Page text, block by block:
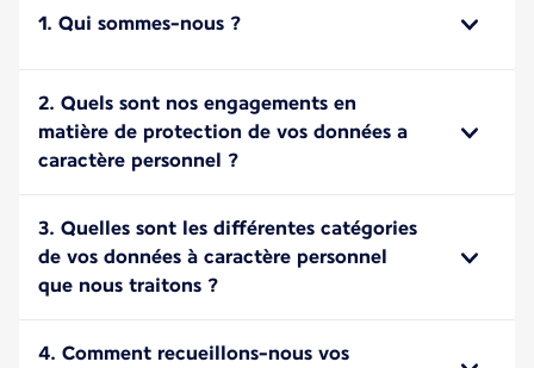
1. Qui sommes-nous ?
2. Quels sont nos engagements en
matière de protection de vos données a
caractère personnel ?
3. Quelles sont les différentes catégories
de vos données à caractère personnel
que nous traitons ?
4. Comment recueillons-nous vos